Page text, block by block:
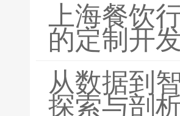
上海餐饮
的定制开
从数据到
探索与剖